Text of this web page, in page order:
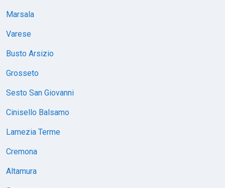
Marsala
Varese
Busto Arsizio
Grosseto
Sesto San Giovanni
Cinisello Balsamo
Lamezia Terme
Cremona
Altamura